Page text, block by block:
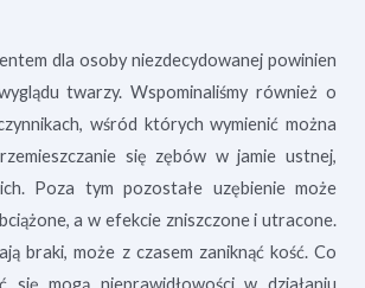
dla osoby niezdecydowanej powinien
twarzy. Wspominaliśmy również o
wśród których wymienić można
się zębów w jamie ustnej,
Poza tym pozostałe uzębienie może
a w efekcie zniszczone i utracone.
braki, może z czasem zaniknąć kość. Co